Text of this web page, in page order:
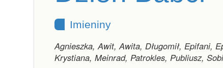
Imieniny
Agnieszka, Awit, Awita, Długomił, Epifani,
Krystiana, Meinrad, Patrokles, Publiusz,